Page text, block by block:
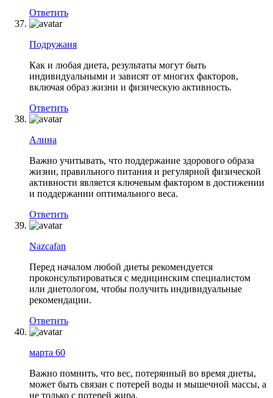
Ответить
Подружаня
Как и любая диета, результаты могут быть
индивидуальными и зависят от многих факторов,
включая образ жизни и физическую активность.
Ответить
Алина
Важно учитывать, что поддержание здорового образа
жизни, правильного питания и регулярной физической
активности является ключевым фактором в достижении
и поддержании оптимального веса.
Ответить
Nazcafan
Перед началом любой диеты рекомендуется
проконсультироваться с медицинским специалистом
или диетологом, чтобы получить индивидуальные
рекомендации.
Ответить
марта 60
Важно помнить, что вес, потерянный во время диеты,
может быть связан с потерей воды и мышечной массы, а
не только с потерей жира.